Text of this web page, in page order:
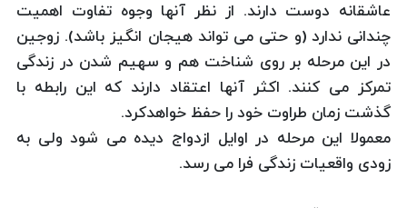
عاشقانه دوست دارند. از نظر آنها وجوه تفاوت اهمیت
چندانی ندارد (و حتی می تواند هیجان انگیز باشد). زوجین
در این مرحله بر روی شناخت هم و سهیم شدن در زندگی
تمركز می كنند. اكثر آنها اعتقاد دارند كه این رابطه با
گذشت زمان طراوت خود را حفظ خواهدكرد.
معمولا این مرحله در اوایل ازدواج دیده می شود ولی به
زودی واقعیات زندگی فرا می رسد.